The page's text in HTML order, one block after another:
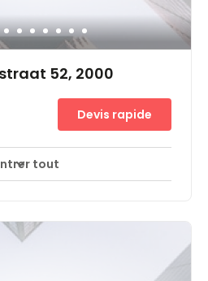
52, 2000
Centre-ville
Nieuw Zuid est un nouveau
un quartier durable et
33 hectares de parcs, rues
Devis rapide
tout